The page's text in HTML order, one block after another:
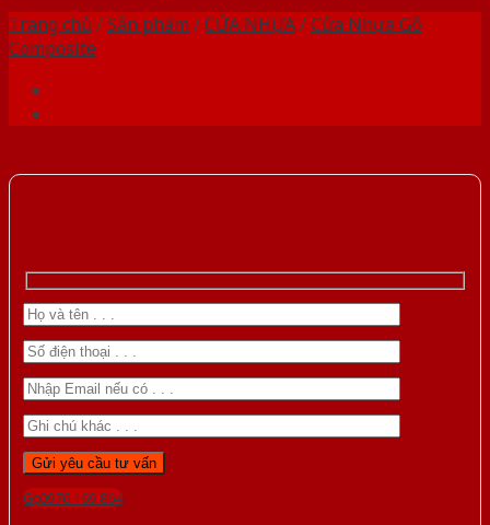
Trang chủ /Sản phẩm /CỬA NHỰA/Cửa Nhựa Gỗ
Composite
Gọi 0976.169.864